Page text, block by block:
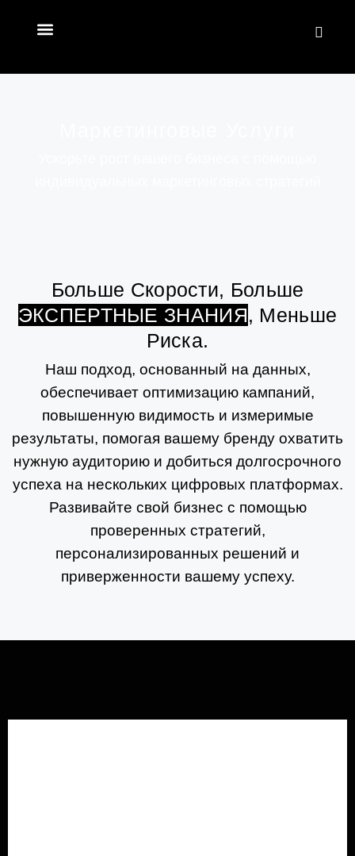
Больше Скорости, Больше
ЭКСПЕРТНЫЕ ЗНАНИЯ, Меньше
Риска.
Наш подход, основанный на данных,
обеспечивает оптимизацию кампаний,
повышенную видимость и измеримые
результаты, помогая вашему бренду охватить
нужную аудиторию и добиться долгосрочного
успеха на нескольких цифровых платформах.
Развивайте свой бизнес с помощью
проверенных стратегий,
персонализированных решений и
приверженности вашему успеху.